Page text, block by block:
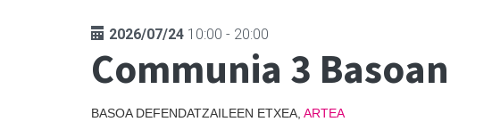
2026/07/24 10:00 - 20:00
Communia 3 Basoan
BASOA DEFENDATZAILEEN ETXEA, ARTEA